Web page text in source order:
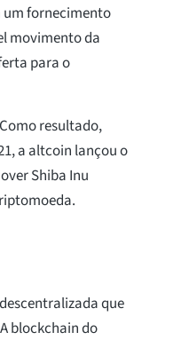
um fornecimento
movimento da
para o
resultado,
a altcoin lançou o
Shiba Inu
que
blockchain do